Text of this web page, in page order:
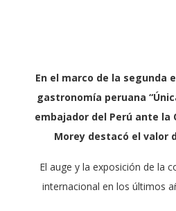
En el marco de la segunda
gastronomía peruana
embajador del Perú ante la
Morey destacó el valor
El auge y la exposición de la
internacional en los últimos